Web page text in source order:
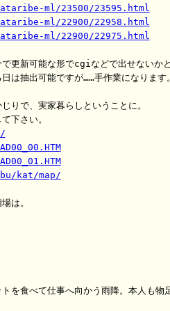
ml/23500/23595.html
ml/22900/22958.html
ml/22900/22975.html
で更新可能な形でcgiなどで出せないか
は抽出可能ですが……手作業になります
りで、実家暮らしということに。
kat/map/
は。
を食べて仕事へ向かう雨降。本人も物